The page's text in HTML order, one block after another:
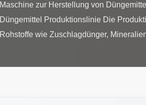
Maschine zur Herstellung von
Düngemittel Produktionslinie Die